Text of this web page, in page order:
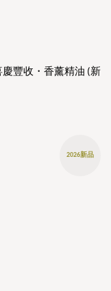
慶豐收・香薰精油 (新
2026新品